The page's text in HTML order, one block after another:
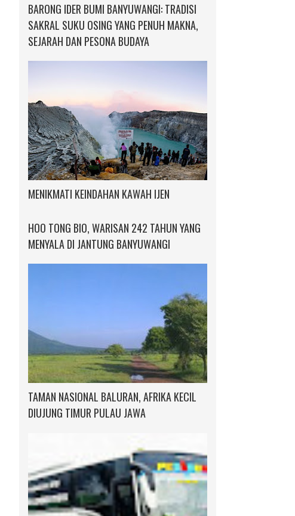
BARONG IDER BUMI BANYUWANGI: TRADISI
SAKRAL SUKU OSING YANG PENUH MAKNA,
SEJARAH DAN PESONA BUDAYA
MENIKMATI KEINDAHAN KAWAH IJEN
HOO TONG BIO, WARISAN 242 TAHUN YANG
MENYALA DI JANTUNG BANYUWANGI
TAMAN NASIONAL BALURAN, AFRIKA KECIL
DIUJUNG TIMUR PULAU JAWA